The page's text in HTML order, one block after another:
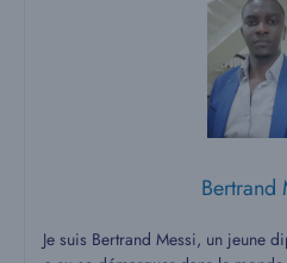
Bertrand
Je suis Bertrand Messi, un jeune